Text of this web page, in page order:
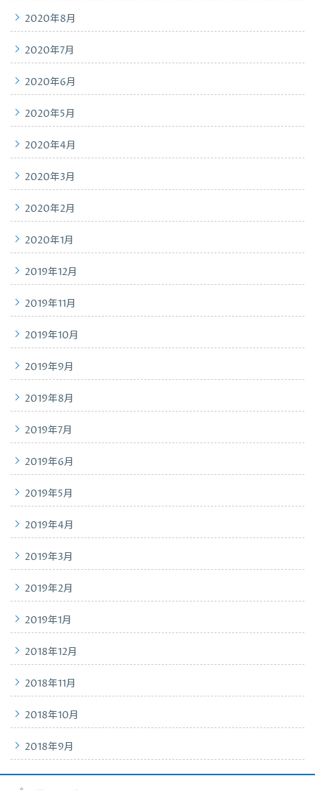
2020年8月
2020年7月
2020年6月
2020年5月
2020年4月
2020年3月
2020年2月
2020年1月
2019年12月
2019年11月
2019年10月
2019年9月
2019年8月
2019年7月
2019年6月
2019年5月
2019年4月
2019年3月
2019年2月
2019年1月
2018年12月
2018年11月
2018年10月
2018年9月